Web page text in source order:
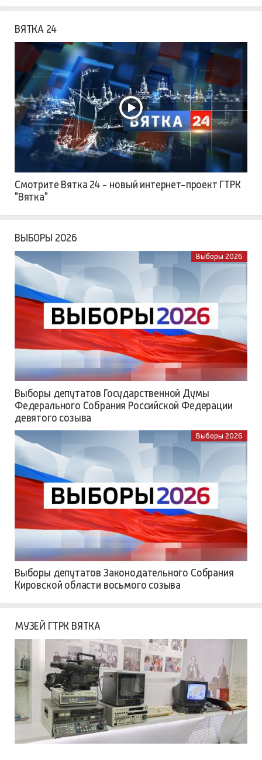
ВЯТКА 24
Смотрите Вятка 24 - новый интернет-проект ГТРК
"Вятка"
ВЫБОРЫ 2026
Выборы 2026
Выборы депутатов Государственной Думы
Федерального Собрания Российской Федерации
девятого созыва
Выборы 2026
Выборы депутатов Законодательного Собрания
Кировской области восьмого созыва
МУЗЕЙ ГТРК ВЯТКА